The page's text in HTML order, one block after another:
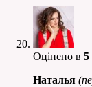
Оцінено в 5
Наталья